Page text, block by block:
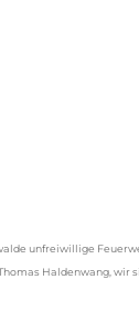
der
unfreiwillige
Haldenwang ,wir